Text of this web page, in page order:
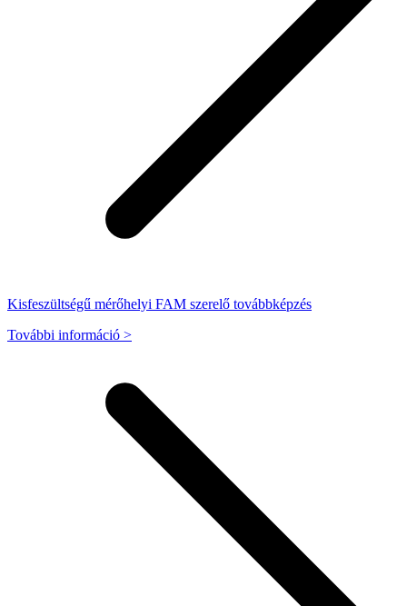
Kisfeszültségű mérőhelyi FAM szerelő továbbképzés
További információ >